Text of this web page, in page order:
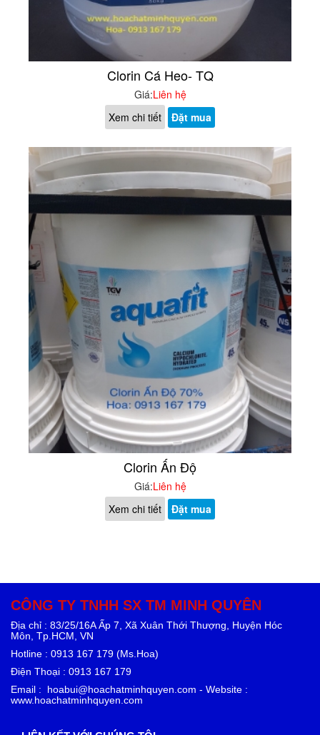
Clorin Cá Heo- TQ
Giá:Liên hệ
Xem chi tiết
Đặt mua
Clorin Ấn Độ
Giá:Liên hệ
Xem chi tiết
Đặt mua
CÔNG TY TNHH SX TM MINH QUYÊN
Địa chỉ : 83/25/16A Ấp 7, Xã Xuân Thới Thượng, Huyện Hóc
Môn, Tp.HCM, VN
Hotline : 0913 167 179 (Ms.Hoa)
Điện Thoại : 0913 167 179
Email : hoabui@hoachatminhquyen.com - Website :
www.hoachatminhquyen.com